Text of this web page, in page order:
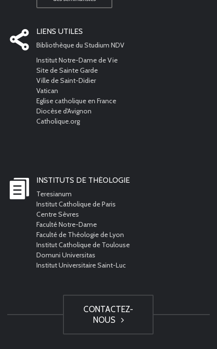
LIENS UTILES
Bibliothèque du Studium NDV
Institut Notre-Dame de Vie
Site de Sainte Garde
Ville de Saint-Didier
Vatican
Eglise catholique en France
Diocèse d'Avignon
Catholique.org
INSTITUTS DE THÉOLOGIE
Teresianum
Institut Catholique de Paris
Centre Sèvres
Faculté Notre-Dame
Faculté de Théologie de Lyon
Institut Catholique de Toulouse
Domuni Universitas
Institut Universitaire Saint-Luc
CONTACTEZ-
NOUS